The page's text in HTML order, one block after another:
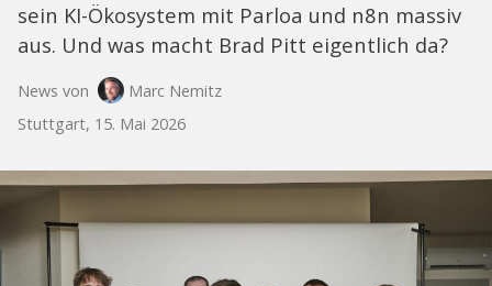
sein KI-Ökosystem mit Parloa und n8n massiv
aus. Und was macht Brad Pitt eigentlich da?
News von
Marc Nemitz
Stuttgart, 15. Mai 2026